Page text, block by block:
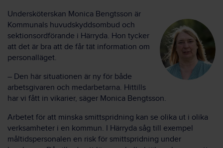
Undersköterskan Monica Bengtsson är
Kommunals huvudskyddsombud och
sektionsordförande i Härryda. Hon tycker
att det är bra att de får tät information om
personalläget.
– Den här situationen är ny för både
arbetsgivaren och medarbetarna. Hittills
har vi fått in vikarier, säger Monica Bengtsson.
Arbetet för att minska smittspridning kan se olika ut i olika
verksamheter i en kommun. I Härryda såg till exempel
måltidspersonalen en risk för smittspridning under